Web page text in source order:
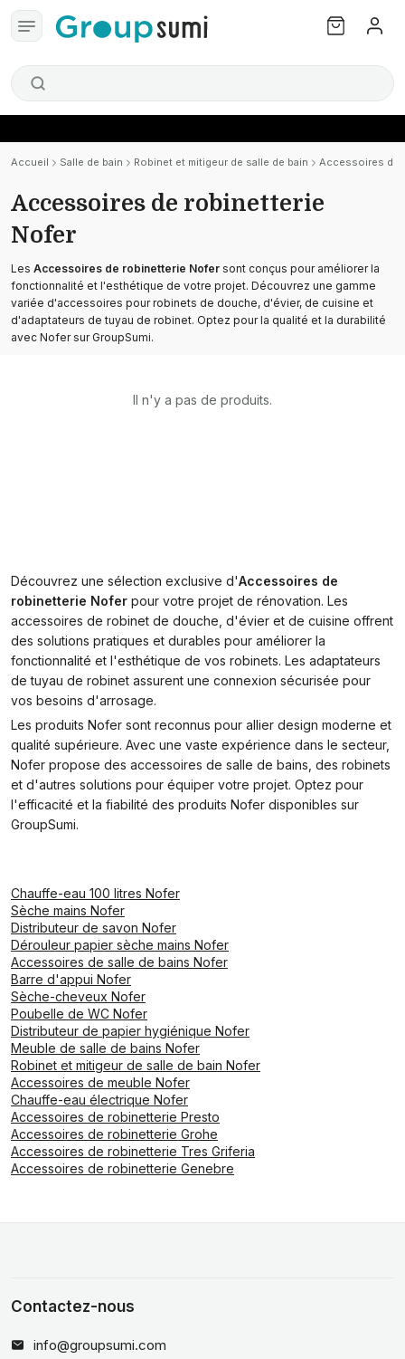
Accueil Salle de bain Robinet et mitigeur de salle de bain Accessoires de
Accessoires de robinetterie
Nofer
Les Accessoires de robinetterie Nofer sont conçus pour améliorer la
fonctionnalité et l'esthétique de votre projet. Découvrez une gamme
variée d'accessoires pour robinets de douche, d'évier, de cuisine et
d'adaptateurs de tuyau de robinet. Optez pour la qualité et la durabilité
avec Nofer sur GroupSumi.
Il n'y a pas de produits.
Découvrez une sélection exclusive d'Accessoires de
robinetterie Nofer pour votre projet de rénovation. Les
accessoires de robinet de douche, d'évier et de cuisine offrent
des solutions pratiques et durables pour améliorer la
fonctionnalité et l'esthétique de vos robinets. Les adaptateurs
de tuyau de robinet assurent une connexion sécurisée pour
vos besoins d'arrosage.
Les produits Nofer sont reconnus pour allier design moderne et
qualité supérieure. Avec une vaste expérience dans le secteur,
Nofer propose des accessoires de salle de bains, des robinets
et d'autres solutions pour équiper votre projet. Optez pour
l'efficacité et la fiabilité des produits Nofer disponibles sur
GroupSumi.
Chauffe-eau 100 litres Nofer
Sèche mains Nofer
Distributeur de savon Nofer
Dérouleur papier sèche mains Nofer
Accessoires de salle de bains Nofer
Barre d'appui Nofer
Sèche-cheveux Nofer
Poubelle de WC Nofer
Distributeur de papier hygiénique Nofer
Meuble de salle de bains Nofer
Robinet et mitigeur de salle de bain Nofer
Accessoires de meuble Nofer
Chauffe-eau électrique Nofer
Accessoires de robinetterie Presto
Accessoires de robinetterie Grohe
Accessoires de robinetterie Tres Griferia
Accessoires de robinetterie Genebre
Contactez-nous
info@groupsumi.com